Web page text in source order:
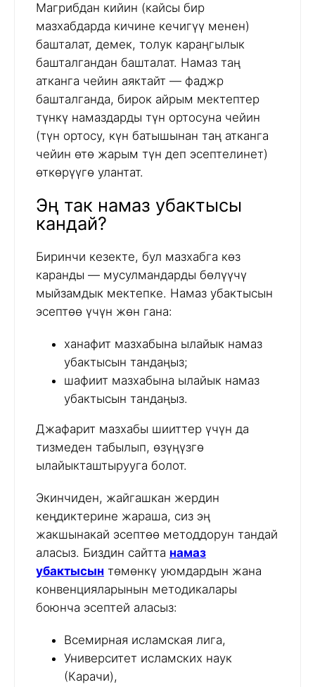
Магрибдан кийин (кайсы бир
мазхабдарда кичине кечигүү менен)
башталат, демек, толук караңгылык
башталгандан башталат. Намаз таң
атканга чейин аяктайт — фаджр
башталганда, бирок айрым мектептер
түнкү намаздарды түн ортосуна чейин
(түн ортосу, күн батышынан таң атканга
чейин өтө жарым түн деп эсептелинет)
өткөрүүгө улантат.
Эң так намаз убактысы
кандай?
Биринчи кезекте, бул мазхабга көз
каранды — мусулмандарды бөлүүчү
мыйзамдык мектепке. Намаз убактысын
эсептөө үчүн жөн гана:
ханафит мазхабына ылайык намаз
убактысын тандаңыз;
шафиит мазхабына ылайык намаз
убактысын тандаңыз.
Джафарит мазхабы шииттер үчүн да
тизмеден табылып, өзүңүзгө
ылайыкташтырууга болот.
Экинчиден, жайгашкан жердин
кеңдиктерине жараша, сиз эң
жакшынакай эсептөө методдорун тандай
аласыз. Биздин сайтта намаз
убактысын төмөнкү уюмдардын жана
конвенцияларынын методикалары
боюнча эсептей аласыз:
Всемирная исламская лига,
Университет исламских наук
(Карачи),